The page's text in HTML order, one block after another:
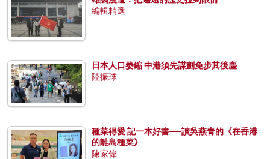
編輯精選
日本人口萎縮 中港須先謀劃免步其後塵
陸振球
種菜得愛 記一本好書──讀吳燕青的《在香港
的離島種菜》
陳家偉